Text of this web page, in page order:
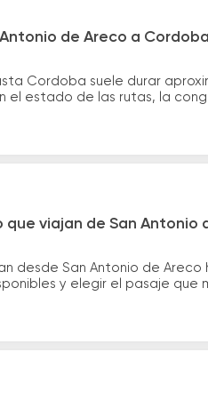
de Areco a
Cordoba suele durar
el estado de las rutas, la
que viajan de San Antonio
desde San Antonio de
y elegir el pasaje que